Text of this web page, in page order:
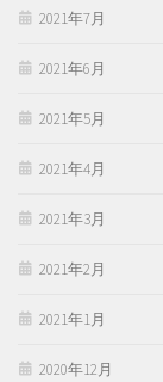
2021年7月
2021年6月
2021年5月
2021年4月
2021年3月
2021年2月
2021年1月
2020年12月